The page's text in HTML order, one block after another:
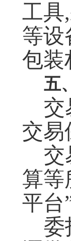
工具
等设
包装
五
交
交易
交
算等
平台
委